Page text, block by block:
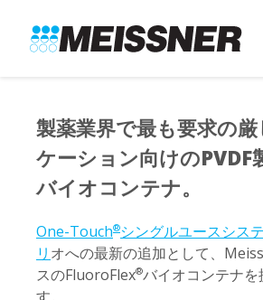
search
footer
製薬業界で最も要求の
ケーション向けのPVDF
バイオコンテナ。
One-Touch®シングルユースシス
リ オへの最新の追加として、
スのFluoroFlex®バイオコンテナを